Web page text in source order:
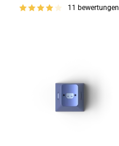
11 bewertungen